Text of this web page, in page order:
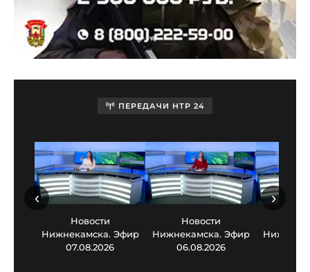
ПЕРЕДАЧИ НТР 24
Новости
Нижнекамска. Эфир
07.08.2026
Новости
Нижнекамска. Эфир
06.08.2026
‹ ›